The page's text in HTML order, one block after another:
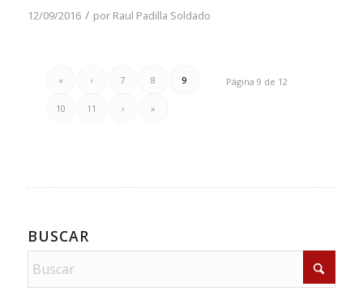
12/09/2016 / por Raul Padilla Soldado
Página 9 de 12
« ‹ 7 8 9
10 11 › »
BUSCAR